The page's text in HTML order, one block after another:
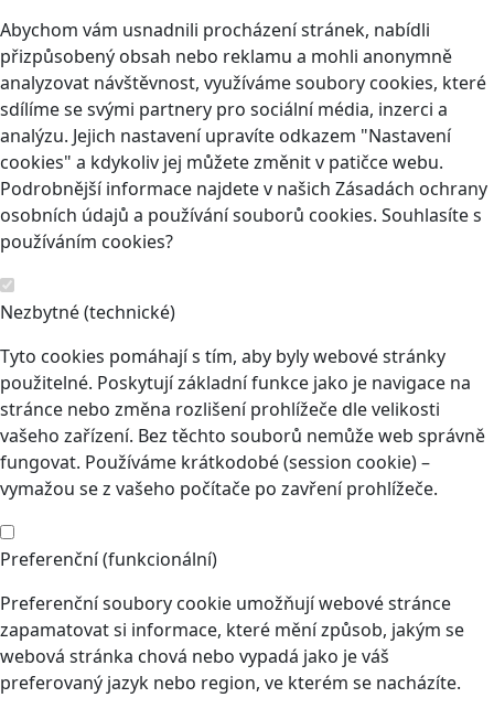
Abychom vám usnadnili procházení stránek, nabídli
přizpůsobený obsah nebo reklamu a mohli anonymně
analyzovat návštěvnost, využíváme soubory cookies, které
sdílíme se svými partnery pro sociální média, inzerci a
analýzu. Jejich nastavení upravíte odkazem "Nastavení
cookies" a kdykoliv jej můžete změnit v patičce webu.
Podrobnější informace najdete v našich Zásadách ochrany
osobních údajů a používání souborů cookies. Souhlasíte s
používáním cookies?
Nezbytné (technické)
Tyto cookies pomáhají s tím, aby byly webové stránky
použitelné. Poskytují základní funkce jako je navigace na
stránce nebo změna rozlišení prohlížeče dle velikosti
vašeho zařízení. Bez těchto souborů nemůže web správně
fungovat. Používáme krátkodobé (session cookie) –
vymažou se z vašeho počítače po zavření prohlížeče.
Preferenční (funkcionální)
Preferenční soubory cookie umožňují webové stránce
zapamatovat si informace, které mění způsob, jakým se
webová stránka chová nebo vypadá jako je váš
preferovaný jazyk nebo region, ve kterém se nacházíte.